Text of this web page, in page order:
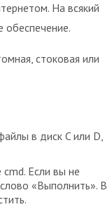
На всякий
обеспечение.
стоковая или
в диск C или D,
Если вы не
«Выполнить». В